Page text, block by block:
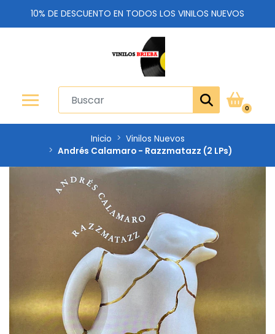
10% DE DESCUENTO EN TODOS LOS VINILOS NUEVOS
0
Inicio
Vinilos Nuevos
Andrés Calamaro - Razzmatazz (2 LPs)